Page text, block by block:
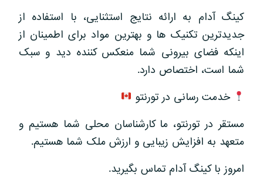
کینگ آدام به ارائه نتایج استثنایی، با استفاده از
جدیدترین تکنیک ها و بهترین مواد برای اطمینان از
اینکه فضای بیرونی شما منعکس کننده دید و سبک
شما است، اختصاص دارد.
خدمت رسانی در تورنتو
مستقر در تورنتو، ما کارشناسان محلی شما هستیم و
متعهد به افزایش زیبایی و ارزش ملک شما هستیم.
امروز با کینگ آدام تماس بگیرید.